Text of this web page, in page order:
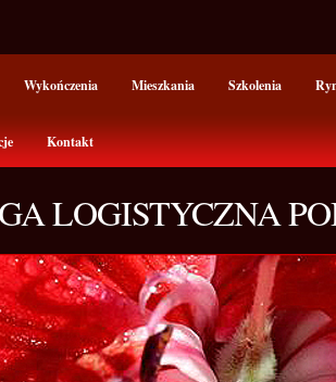
Wykończenia Mieszkania Szkolenia
Kontakt
LOGISTYCZNA